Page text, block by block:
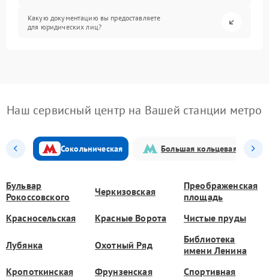
Какую документацию вы предоставляете
для юридических лиц?
Наш сервисный центр на Вашей станции метро
Сокольническая Большая кольцевая
Бульвар
Рокоссовского
Черкизовская
Преображенская
площадь
Красносельская
Красные Ворота Чистые пруды
Лубянка Охотный Ряд
Библиотека
имени Ленина
Кропоткинская
Фрунзенская Спортивная